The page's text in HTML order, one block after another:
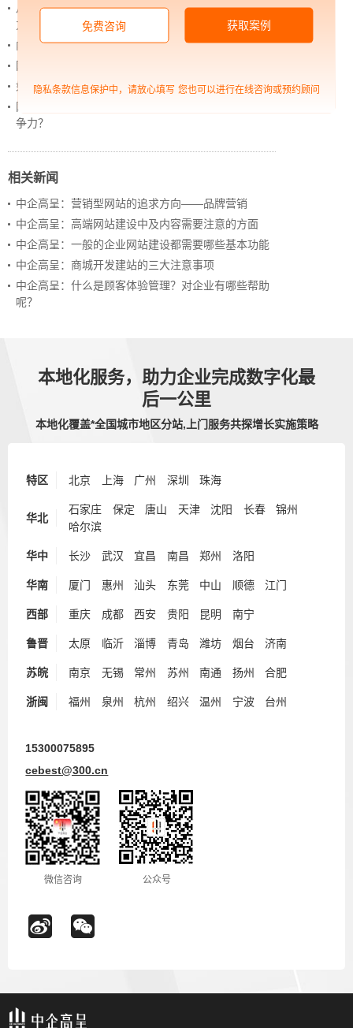
从 “黑神话：悟空” 的成功，看企业网站如何撬动品牌
力量
内容管理：媒体资讯网站搭建的隐藏大BOSS
网站进化的终极形态，你了解吗？
如何借助设计服务打造超级品牌？
网站上线后，如何做好运营工作，让网站持续具备竞
争力？
相关新闻
中企高呈：营销型网站的追求方向——品牌营销
中企高呈：高端网站建设中及内容需要注意的方面
中企高呈：一般的企业网站建设都需要哪些基本功能
中企高呈：商城开发建站的三大注意事项
中企高呈：什么是顾客体验管理？对企业有哪些帮助
呢？
本地化服务，助力企业完成数字化最
后一公里
本地化覆盖*全国城市地区分站,上门服务共探增长实施策略
特区 北京 上海 广州 深圳 珠海
华北
石家庄 保定 唐山 天津 沈阳 长春
锦州
哈尔滨
华中 长沙 武汉 宜昌 南昌 郑州 洛阳
华南 厦门 惠州 汕头 东莞 中山 顺德 江门
西部 重庆 成都 西安 贵阳 昆明 南宁
鲁晋 太原 临沂 淄博 青岛 潍坊 烟台 济南
苏皖 南京 无锡 常州 苏州 南通 扬州 合肥
浙闽 福州 泉州 杭州 绍兴 温州 宁波 台州
15300075895
cebest@300.cn
微信咨询 公众号
免费咨询 获取案例
隐私条款信息保护中，请放心填写 您也可以进行在线咨询或预约顾问